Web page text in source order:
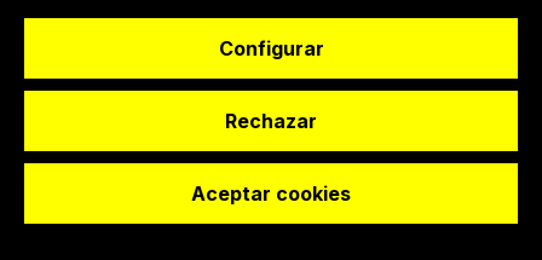
Configurar
Rechazar
Aceptar cookies